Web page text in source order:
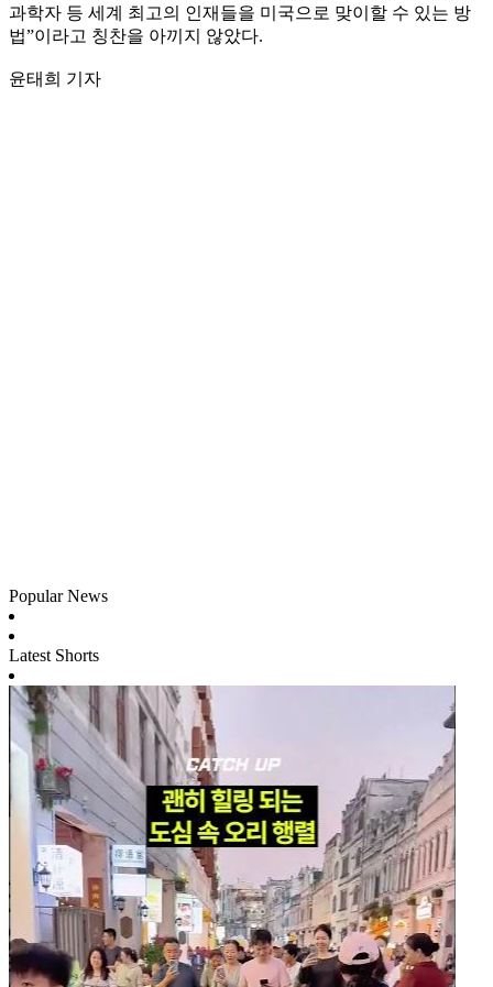
과학자 등 세계 최고의 인재들을 미국으로 맞이할 수 있는 방
법”이라고 칭찬을 아끼지 않았다.
윤태희 기자
Popular News
Latest Shorts